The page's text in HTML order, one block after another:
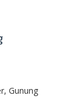
Gunung